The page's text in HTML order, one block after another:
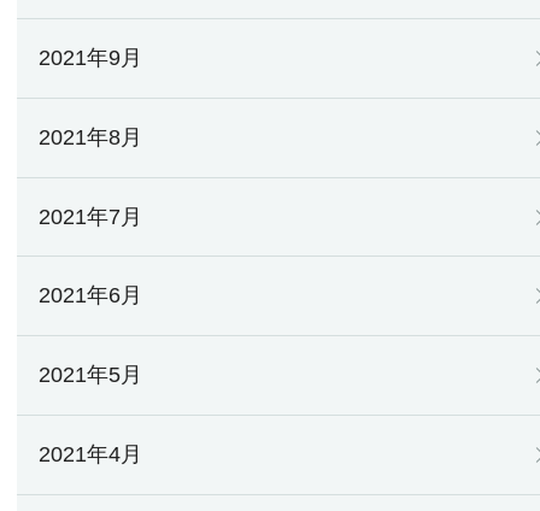
2021年9月
2021年8月
2021年7月
2021年6月
2021年5月
2021年4月